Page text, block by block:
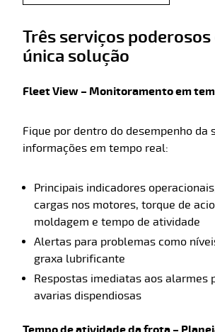
Três serviços poderosos
única solução
Fleet View – Monitoramento em
Fique por dentro do desempenho da
informações em tempo real:
Principais indicadores
cargas nos motores, torque de
moldagem e tempo de atividade
Alertas para problemas como
graxa lubrificante
Respostas imediatas aos alarmes
avarias dispendiosas